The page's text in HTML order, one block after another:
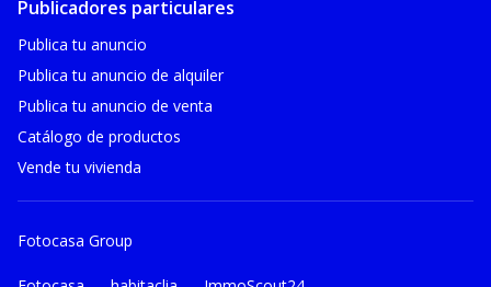
Publicadores particulares
Publica tu anuncio
Publica tu anuncio de alquiler
Publica tu anuncio de venta
Catálogo de productos
Vende tu vivienda
Fotocasa Group